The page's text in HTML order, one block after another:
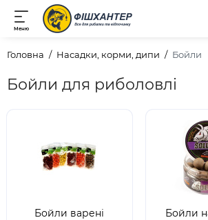
Меню
Головна Насадки, корми, дипи Бойли
Бойли для риболовлі
Бойли варені Бойли